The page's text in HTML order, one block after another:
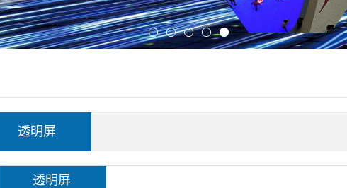
透明屏
透明屏